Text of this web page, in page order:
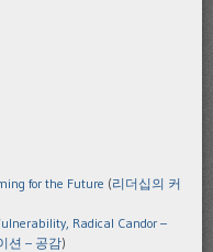
for the Future (리더십의 커
Radical Candor –
션 – 공감)